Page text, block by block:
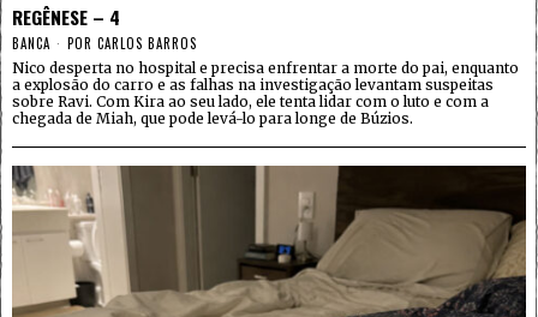
REGÊNESE – 4
BANCA POR CARLOS BARROS
Nico desperta no hospital e precisa enfrentar a morte do pai, enquanto
a explosão do carro e as falhas na investigação levantam suspeitas
sobre Ravi. Com Kira ao seu lado, ele tenta lidar com o luto e com a
chegada de Miah, que pode levá-lo para longe de Búzios.